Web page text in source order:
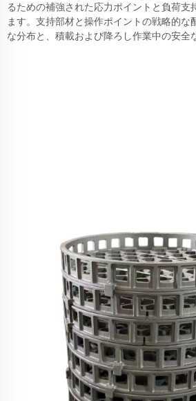
るための補強された応力ポイントと負荷支
ます。支持部材と操作ポイントの戦略的な
な分布と、積載および降ろし作業中の安全